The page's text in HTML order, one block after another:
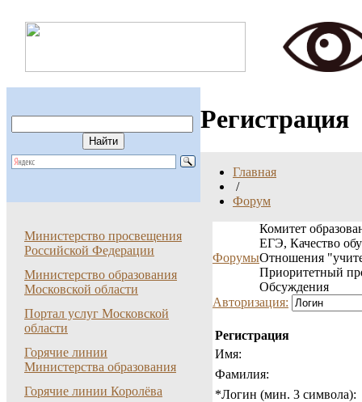
Регистрация
Главная
/
Форум
Министерство просвещения
Российской Федерации
Министерство образования
Московской области
Портал услуг Московской
области
Горячие линии
Министерства образования
Горячие линии Королёва
Форумы
Комитет
ЕГЭ, Качество
Отношения
Приоритетный
Обсуждения
Авторизация:
Регистрация
Имя:
Фамилия:
*Логин (мин. 3 символа):